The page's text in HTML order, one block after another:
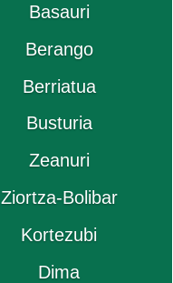
Basauri
Berango
Berriatua
Busturia
Zeanuri
Ziortza-Bolibar
Kortezubi
Dima